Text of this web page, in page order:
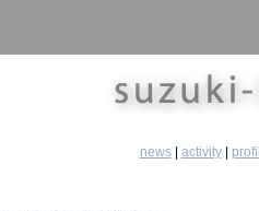
news| activity|